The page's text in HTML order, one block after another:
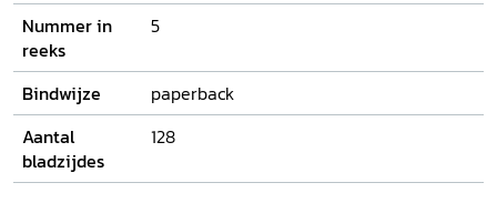
Nummer in
reeks
5
Bindwijze
paperback
Aantal
bladzijdes
128